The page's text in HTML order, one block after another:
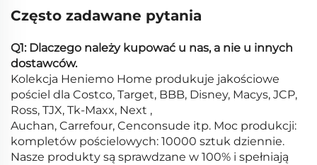
Często zadawane pytania
Q1: Dlaczego należy kupować u nas, a nie u innych
dostawców.
Kolekcja Heniemo Home produkuje jakościowe
pościel dla Costco, Target, BBB, Disney, Macys, JCP,
Ross, TJX, Tk-Maxx, Next ,
Auchan, Carrefour, Cenconsude itp. Moc produkcji:
kompletów pościelowych: 10000 sztuk dziennie.
Nasze produkty są sprawdzane w 100% i spełniają